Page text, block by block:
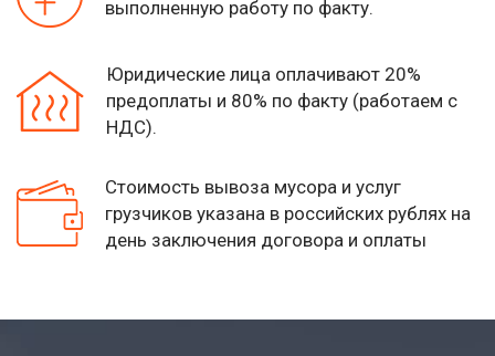
выполненную работу по факту.
Юридические лица оплачивают 20%
предоплаты и 80% по факту (работаем с
НДС).
Стоимость вывоза мусора и услуг
грузчиков указана в российских рублях на
день заключения договора и оплаты